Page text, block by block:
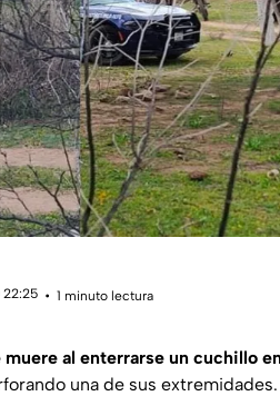
22:25
1 minuto lectura
muere al enterrarse un cuchillo
una de sus extremidades.